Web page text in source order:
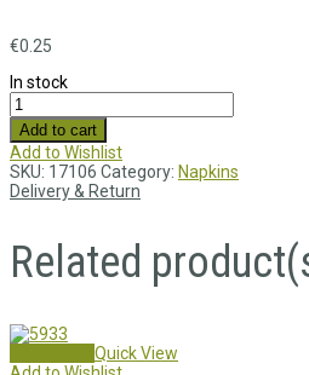
€0.25
In stock
Add to cart
Add to Wishlist
SKU: 17106 Category: Napkins
Delivery & Return
Related
Quick View